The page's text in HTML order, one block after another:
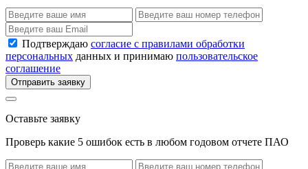
Подтверждаю согласие с правилами обработки
персональных данных и принимаю пользовательское
соглашение
Отправить заявку
Оставьте заявку
Проверь какие 5 ошибок есть в любом годовом отчете ПАО